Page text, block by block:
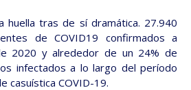
huella tras de sí dramática. 27.940
de COVID19 confirmados a
2020 y alrededor de un 24% de
infectados a lo largo del período
casuística COVID-19.